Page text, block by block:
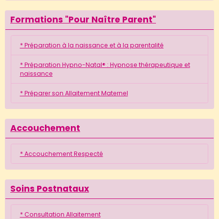
Formations "Pour Naître Parent"
* Préparation à la naissance et à la parentalité
* Préparation Hypno-Natal® : Hypnose thérapeutique et
naissance
* Préparer son Allaitement Maternel
Accouchement
* Accouchement Respecté
Soins Postnataux
* Consultation Allaitement